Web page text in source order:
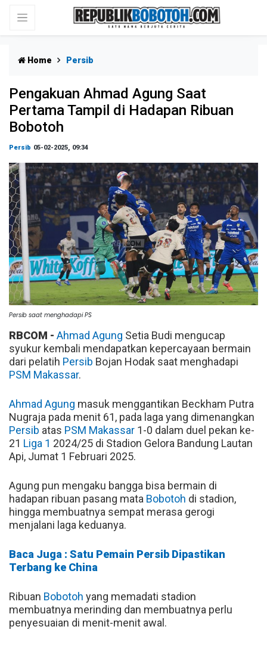
Home Persib
Pengakuan Ahmad Agung Saat
Pertama Tampil di Hadapan Ribuan
Bobotoh
Persib 05-02-2025, 09:34
Persib saat menghadapi PS
RBCOM - Ahmad Agung Setia Budi mengucap
syukur kembali mendapatkan kepercayaan bermain
dari pelatih Persib Bojan Hodak saat menghadapi
PSM Makassar.
Ahmad Agung masuk menggantikan Beckham Putra
Nugraja pada menit 61, pada laga yang dimenangkan
Persib atas PSM Makassar 1-0 dalam duel pekan ke-
21 Liga 1 2024/25 di Stadion Gelora Bandung Lautan
Api, Jumat 1 Februari 2025.
Agung pun mengaku bangga bisa bermain di
hadapan ribuan pasang mata Bobotoh di stadion,
hingga membuatnya sempat merasa gerogi
menjalani laga keduanya.
Baca Juga : Satu Pemain Persib Dipastikan
Terbang ke China
Ribuan Bobotoh yang memadati stadion
membuatnya merinding dan membuatnya perlu
penyesuaian di menit-menit awal.